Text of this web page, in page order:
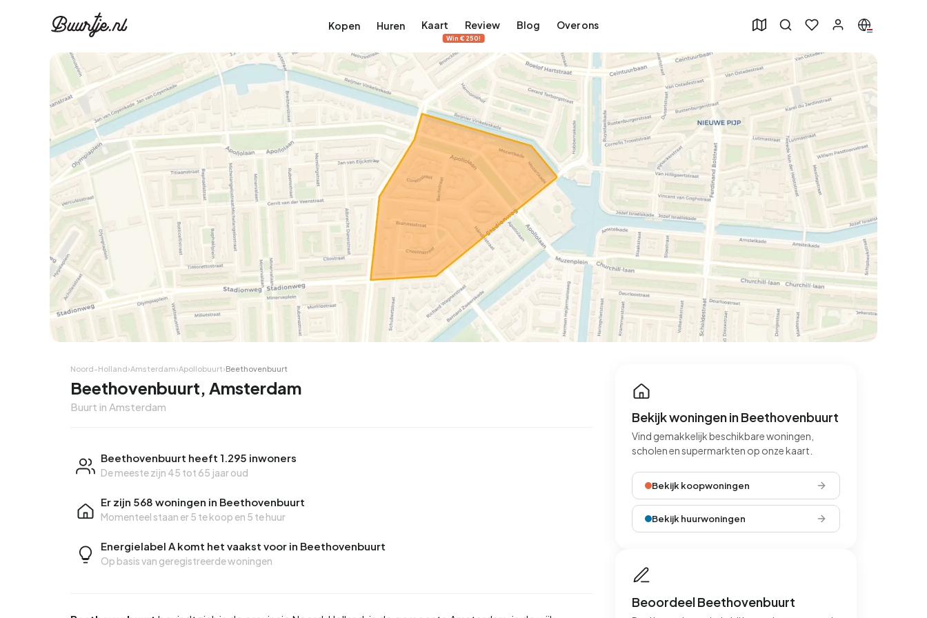
Kopen Huren Kaart Review
Win €250!
Blog Over ons
Noord-Holland›Amsterdam›Apollobuurt›Beethovenbuurt
Beethovenbuurt, Amsterdam
Buurt in Amsterdam
Beethovenbuurt heeft 1.295 inwoners
De meeste zijn 45 tot 65 jaar oud
Er zijn 568 woningen in Beethovenbuurt
Momenteel staan er5 te koop en 5 te huur
Energielabel A komt het vaakst voor in Beethovenbuurt
Op basis van geregistreerde woningen
Bekijk woningen in Beethovenbuurt
Vind gemakkelijk beschikbare woningen,
scholen en supermarkten op onze kaart.
Bekijk koopwoningen
Bekijk huurwoningen
Beoordeel Beethovenbuurt